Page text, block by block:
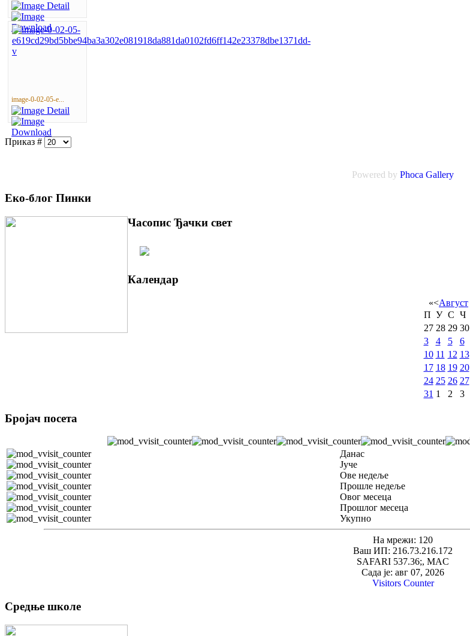
image-0-02-05-e...
Приказ #
Powered by Phoca Gallery
Еко-блог Пинки
Часопис Ђачки свет
Календар
«<Август
П У С Ч
27 28 29 30
3
4 5 6
10 11 12 13
17 18 19 20
24 25 26 27
31 1 2 3
Бројач посета
Данас
Јуче
Ове недеље
Прошле недеље
Овог месеца
Прошлог месеца
Укупно
На мрежи: 120
Ваш ИП: 216.73.216.172
SAFARI 537.36;, MAC
Сада је: авг 07, 2026
Visitors Counter
Средње школе